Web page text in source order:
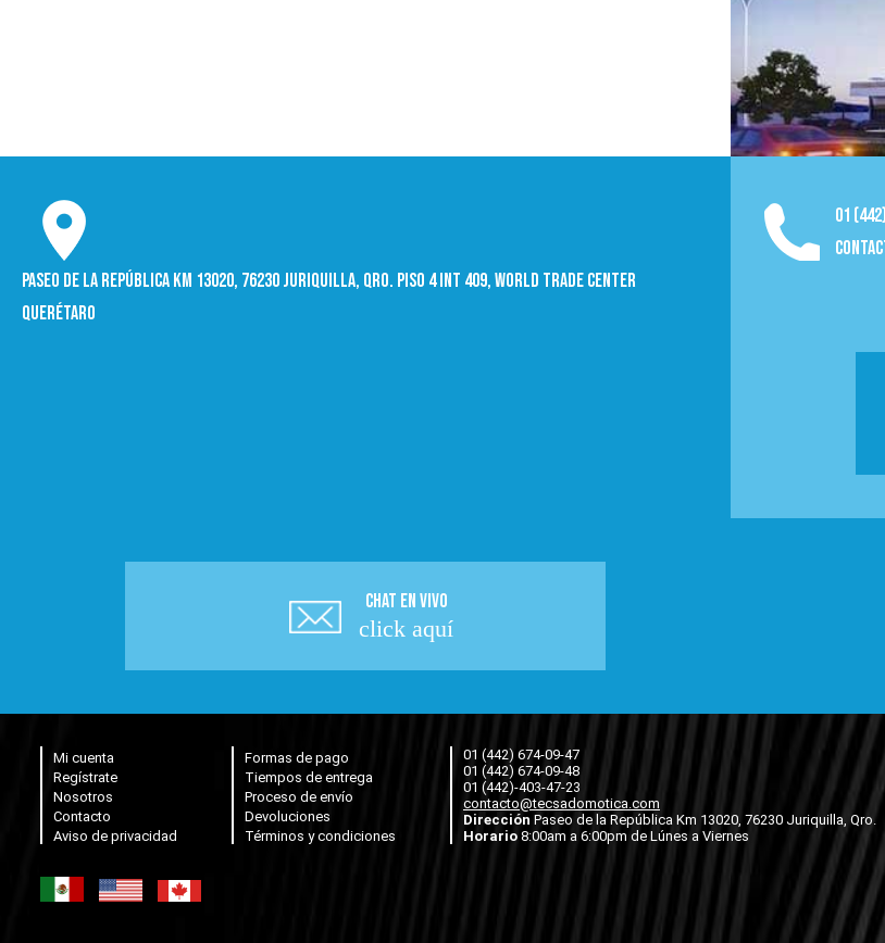
Paseo de la República Km 13020, 76230 Juriquilla, Qro. Piso 4 int 409, World trade Center
Querétaro
01
CHAT EN VIVO
click aquí
Mi cuenta
Regístrate
Nosotros
Contacto
Aviso de privacidad
Formas de pago
Tiempos de entrega
Proceso de envío
Devoluciones
Términos y condiciones
01 (442) 674-09-47
01 (442) 674-09-48
01 (442)-403-47-23
contacto@tecsadomotica.com
Dirección Paseo de la República Km 13020, 76230 Juriquilla, Qro.
Horario 8:00am a 6:00pm de Lúnes a Viernes